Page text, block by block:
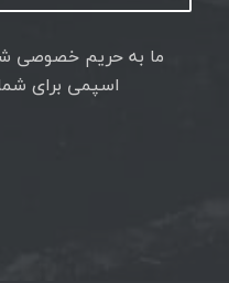
ما به حریم خصوصی
اسپمی برای